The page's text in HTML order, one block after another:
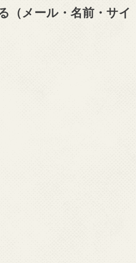
（メール・名前・サイ